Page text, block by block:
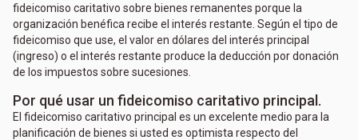
fideicomiso caritativo sobre bienes remanentes porque la
organización benéfica recibe el interés restante. Según el tipo de
fideicomiso que use, el valor en dólares del interés principal
(ingreso) o el interés restante produce la deducción por donación
de los impuestos sobre sucesiones.
Por qué usar un fideicomiso caritativo principal.
El fideicomiso caritativo principal es un excelente medio para la
planificación de bienes si usted es optimista respecto del